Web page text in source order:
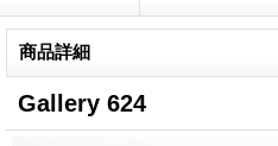
商品詳細
Gallery 624